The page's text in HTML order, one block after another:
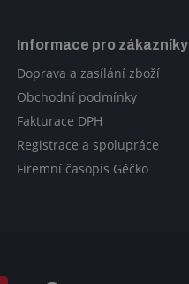
Informace pro zákazníky
Doprava a zasílání zboží
Obchodní podmínky
Fakturace DPH
Registrace a spolupráce
Firemní časopis Géčko